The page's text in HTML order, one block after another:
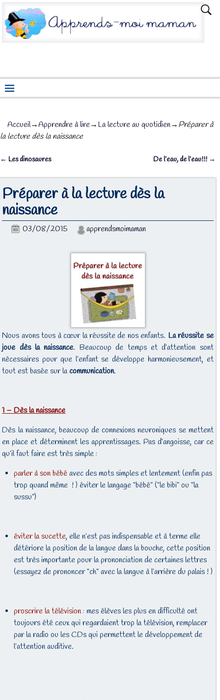
Accueil→Apprendre à lire→La lecture au quotidien→Préparer à
la lecture dès la naissance
← Les dinosaures De l’eau, de l’eau!!! →
Préparer à la lecture dès la
naissance
03/08/2015 apprendsmoimaman
Nous avons tous à cœur la réussite de nos enfants. La réussite se
joue dès la naissance. Beaucoup de temps et d’attention sont
nécessaires pour que l’enfant se développe harmonieusement, et
tout est basée sur lacommunication.
1 – Dès la naissance
Dès la naissance, beaucoup de connexions neuroniques se mettent
en place et déterminent les apprentissages. Pas d’angoisse, car ce
qu’il faut faire est très simple :
parler à son bébéavec des mots simples et lentement (enfin pas
trop quand même ! ) éviter le langage “bébé” (“le bibi” ou “la
sussu”)
éviter la sucette, elle n’est pas indispensable et à terme elle
détériore la position de la langue dans la bouche, cette position
est très importante pour la prononciation de certaines lettres
(essayez de prononcer “ch” avec la langue à l’arrière du palais ! )
proscrire la télévision: mes élèves les plus en difficulté ont
toujours été ceux qui regardaient trop la télévision, remplacer
par la radio ou les CDs qui permettent le développement de
l’attention auditive.